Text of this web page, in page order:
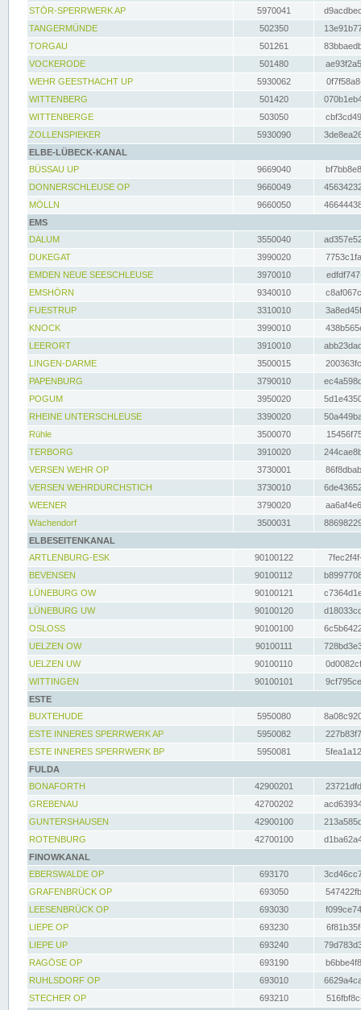
STÖR-SPERRWERK AP 5970041
TANGERMÜNDE
502350
TORGAU
501261
VOCKERODE
501480
WEHR GEESTHACHT UP
5930062
WITTENBERG
501420
WITTENBERGE
503050
ZOLLENSPIEKER
5930090
ELBE-LÜBECK-KANAL
BÜSSAU UP
9669040
DONNERSCHLEUSE OP
9660049
MÖLLN
9660050
EMS
DALUM
3550040
DUKEGAT
3990020
EMDEN NEUE SEESCHLEUSE
3970010
EMSHÖRN
9340010
FUESTRUP
3310010
KNOCK
3990010
LEERORT
3910010
LINGEN-DARME
3500015
PAPENBURG
3790010
POGUM
3950020
RHEINE UNTERSCHLEUSE
3390020
Rühle
3500070
TERBORG
3910020
VERSEN WEHR OP
3730001
VERSEN WEHRDURCHSTICH
3730010
WEENER
3790020
Wachendorf
3500031
ELBESEITENKANAL
ARTLENBURG-ESK
90100122
BEVENSEN
90100112
LÜNEBURG OW
90100121
LÜNEBURG UW
90100120
OSLOSS
90100100
UELZEN OW
90100111
UELZEN UW
90100110
WITTINGEN
90100101
ESTE
BUXTEHUDE
5950080
ESTE INNERES SPERRWERK AP
5950082
ESTE INNERES SPERRWERK BP
5950081
FULDA
BONAFORTH
42900201
GREBENAU
42700202
GUNTERSHAUSEN
42900100
ROTENBURG
42700100
FINOWKANAL
EBERSWALDE OP
693170
GRAFENBRÜCK OP
693050
LEESENBRÜCK OP
693030
LIEPE OP
693230
LIEPE UP
693240
RAGÖSE OP
693190
RUHLSDORF OP
693010
STECHER OP
693210